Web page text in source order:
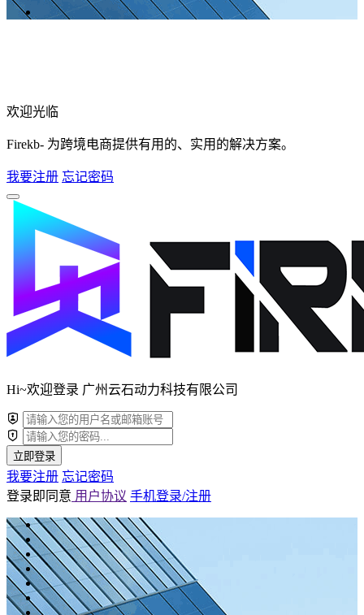
欢迎光临
Firekb- 为跨境电商提供有用的、实用的解决方案。
我要注册 忘记密码
Hi~欢迎登录 广州云石动力科技有限公司
立即登录
我要注册 忘记密码
登录即同意 用户协议 手机登录/注册